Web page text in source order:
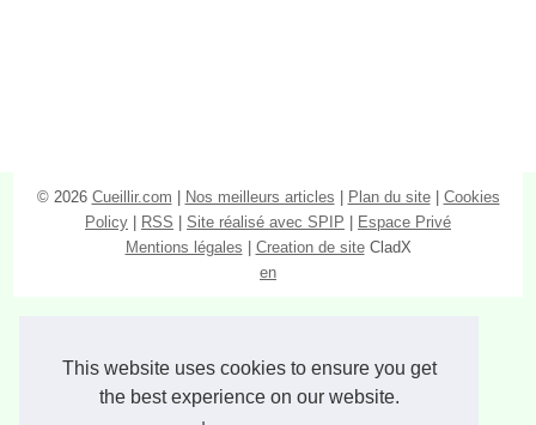
This website uses cookies to ensure you get
the best experience on our website.
© 2026 Cueillir.com Nos meilleurs articles Plan du site| Cookies
Policy
RSS Site réalisé avec SPIP
Espace Privé
Mentions légales
Creation de siteCladX
en